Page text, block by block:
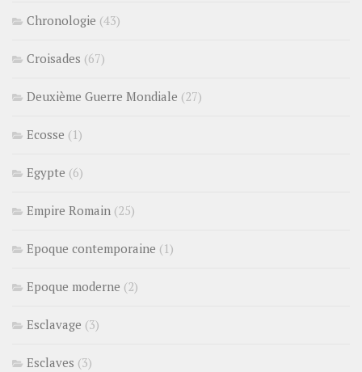
Chronologie (43)
Croisades (67)
Deuxième Guerre Mondiale (27)
Ecosse (1)
Egypte (6)
Empire Romain (25)
Epoque contemporaine (1)
Epoque moderne (2)
Esclavage (3)
Esclaves (3)